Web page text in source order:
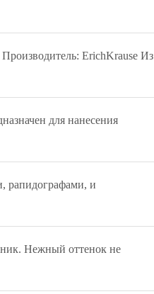
ErichKrause Из
для нанесения
рапидографами, и
Нежный оттенок не